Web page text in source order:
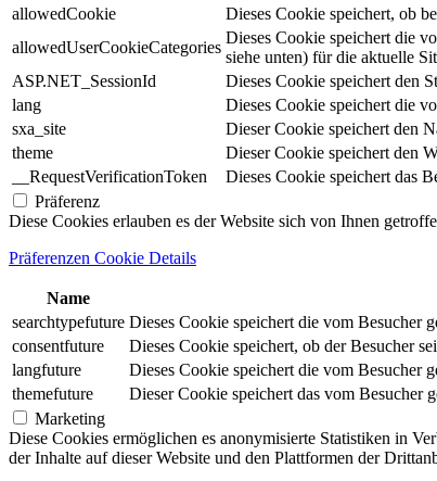
allowedCookie
Dieses Cookie speichert, ob
allowedUserCookieCategories
Dieses Cookie speichert die
siehe unten) für die aktuelle
ASP.NET_SessionId
Dieses Cookie speichert den
lang
Dieses Cookie speichert die
sxa_site
Dieser Cookie speichert den
theme
Dieser Cookie speichert den
__RequestVerificationToken
Dieses Cookie speichert das
Präferenz
Diese Cookies erlauben es der Website sich von Ihnen
Präferenzen Cookie Details
Name
searchtypefuture Dieses Cookie speichert die vom Besucher
consentfuture
Dieses Cookie speichert, ob der Besucher
langfuture
Dieses Cookie speichert die vom Besucher
themefuture
Dieser Cookie speichert das vom Besucher
Marketing
Diese Cookies ermöglichen es anonymisierte Statistiken in
der Inhalte auf dieser Website und den Plattformen der